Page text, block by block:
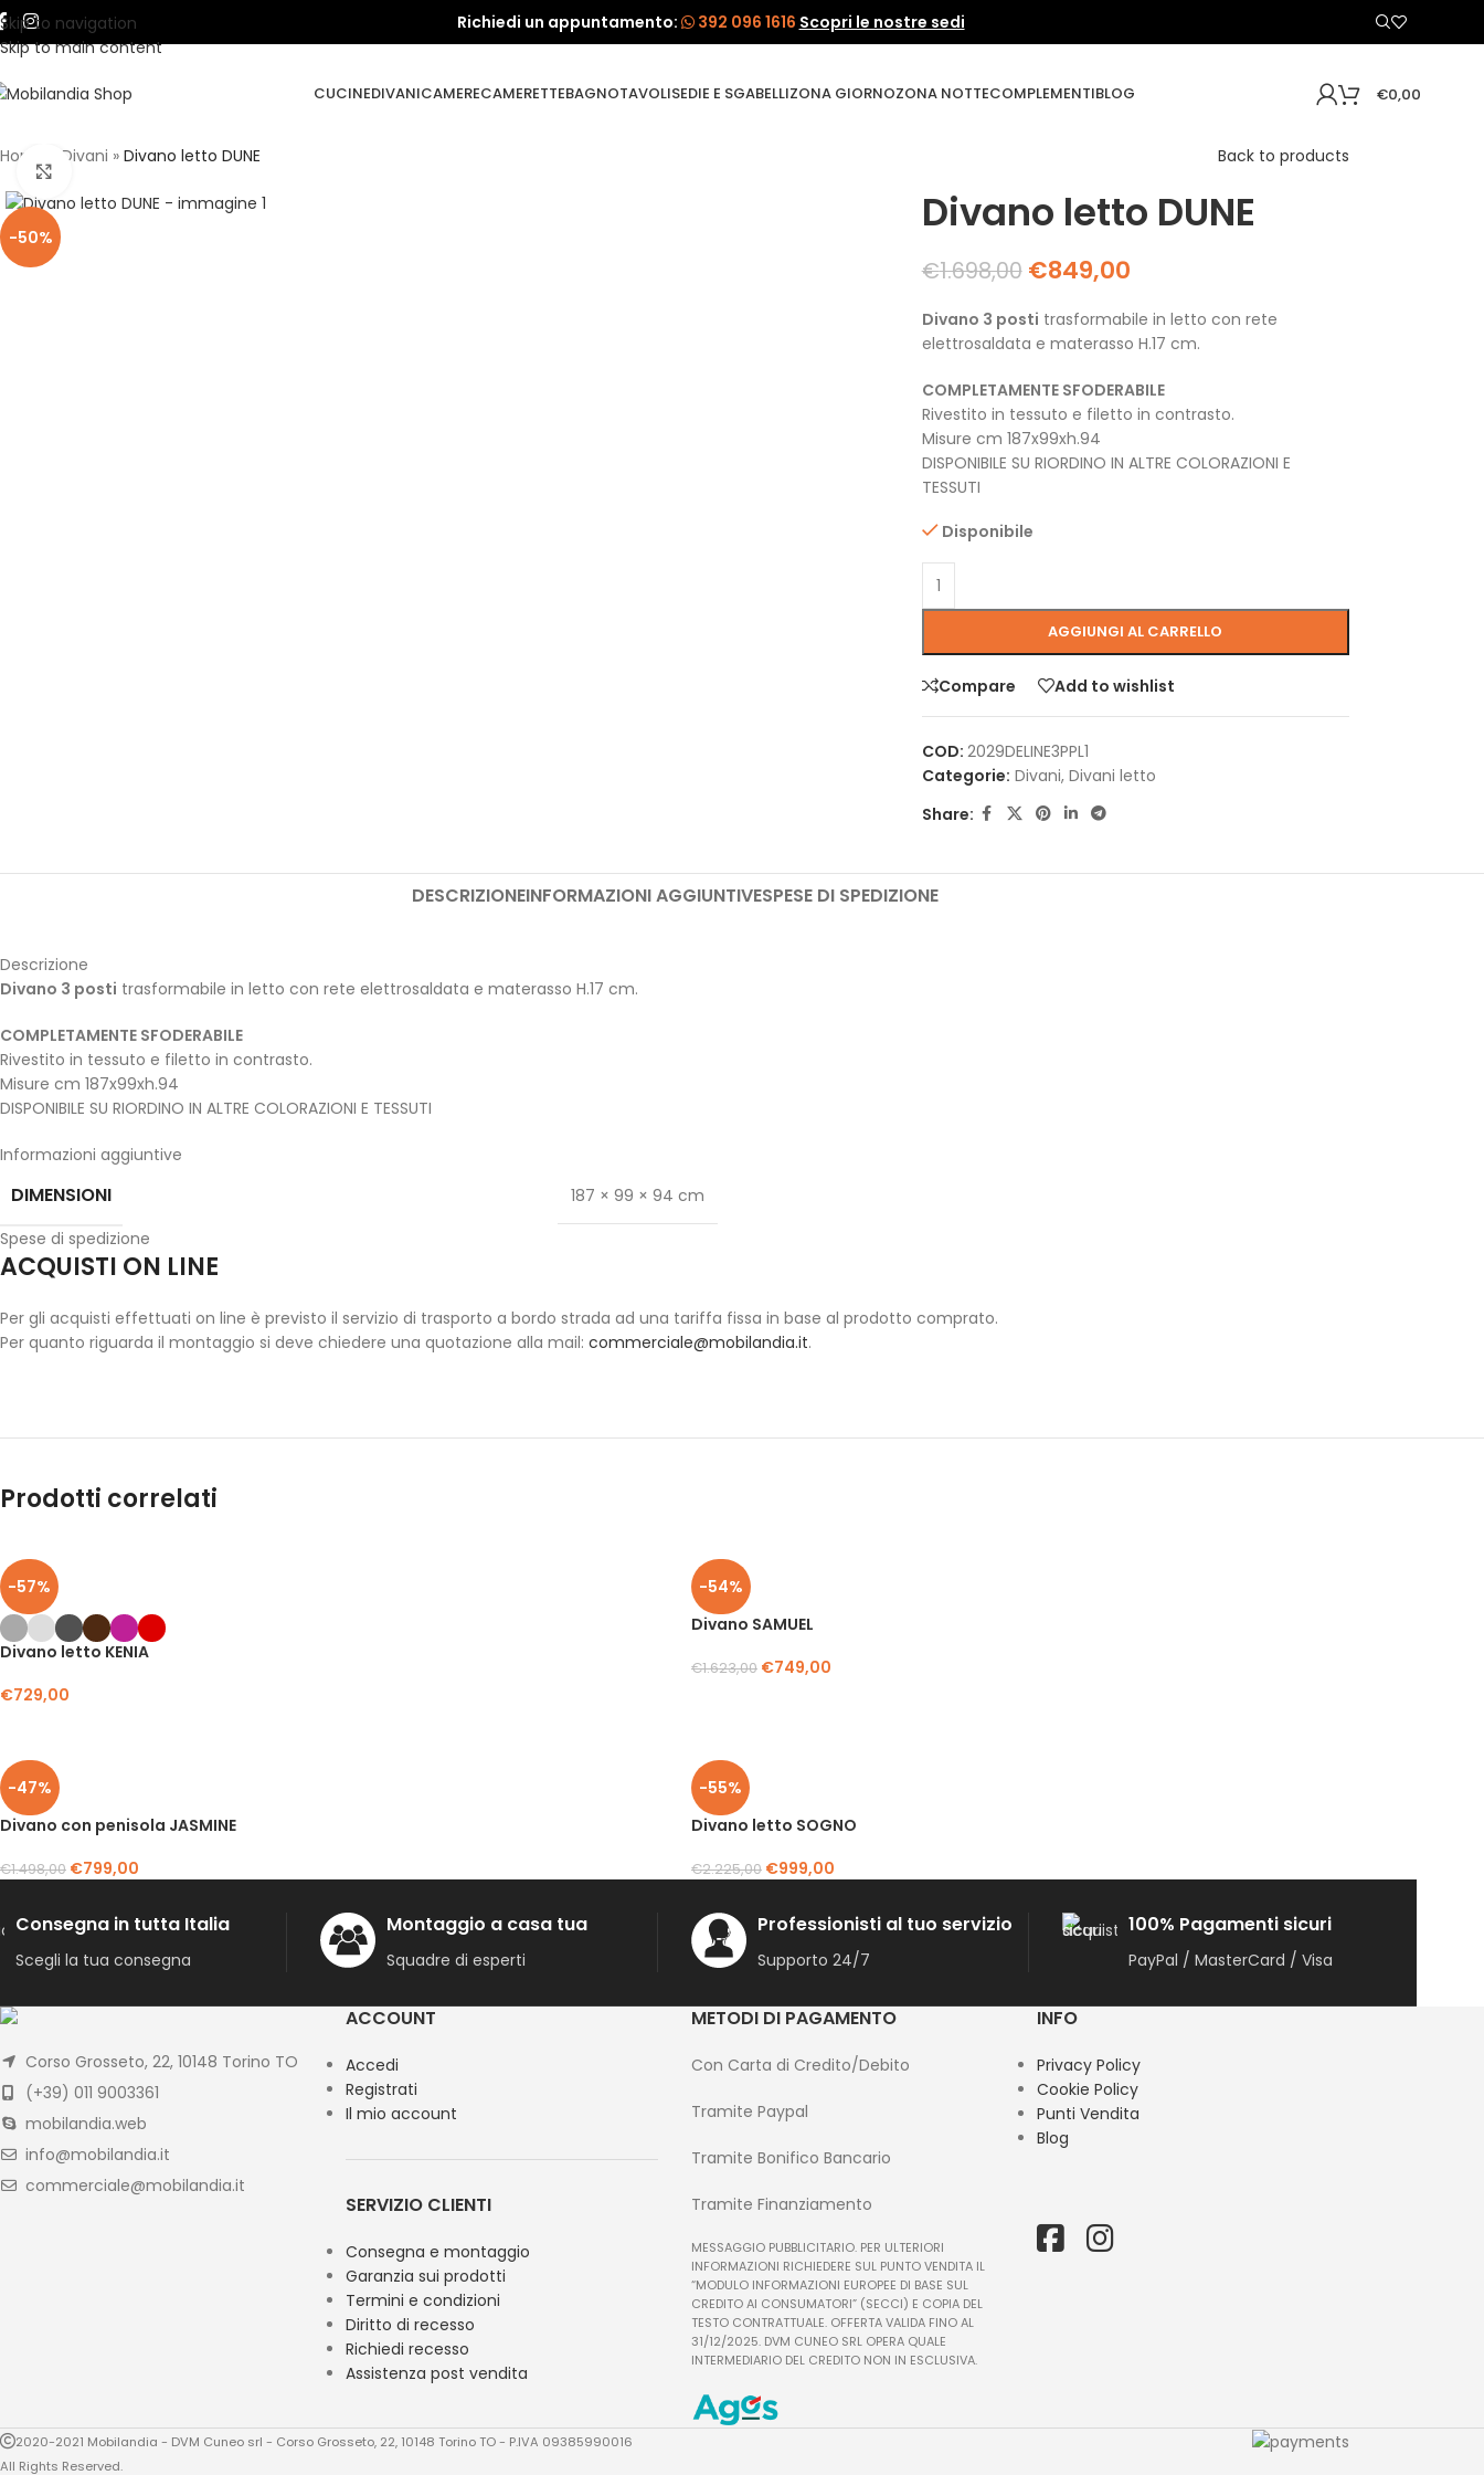
Skip to navigation
Skip to main content
Richiedi un appuntamento: 392 096 1616 Scopri le nostre sedi
CUCINEDIVANICAMERECAMERETTEBAGNOTAVOLISEDIE E SGABELLIZONA GIORNOZONA NOTTECOMPLEMENTIBLOG €0,00
Home Divani » Divano letto DUNE Back to products
-50% Divano letto DUNE
€1.698,00 €849,00
Divano 3 posti trasformabile in letto con rete
elettrosaldata e materasso H.17 cm.
COMPLETAMENTE SFODERABILE
Rivestito in tessuto e filetto in contrasto.
Misure cm 187x99xh.94
DISPONIBILE SU RIORDINO IN ALTRE COLORAZIONI E
TESSUTI
Disponibile
AGGIUNGI AL CARRELLO
Compare Add to wishlist
COD: 2029DELINE3PPL1
Categorie: Divani, Divani letto
Share:
DESCRIZIONEINFORMAZIONI AGGIUNTIVESPESE DI SPEDIZIONE
Descrizione
Divano 3 posti trasformabile in letto con rete elettrosaldata e materasso H.17 cm.
COMPLETAMENTE SFODERABILE
Rivestito in tessuto e filetto in contrasto.
Misure cm 187x99xh.94
DISPONIBILE SU RIORDINO IN ALTRE COLORAZIONI E TESSUTI
Informazioni aggiuntive
DIMENSIONI
187 × 99 × 94 cm
Spese di spedizione
ACQUISTI ON LINE
Per gli acquisti effettuati on line è previsto il servizio di trasporto a bordo strada ad una tariffa fissa in base al prodotto comprato.
Per quanto riguarda il montaggio si deve chiedere una quotazione alla mail: commerciale@mobilandia.it.
Prodotti correlati
-57%
Divano letto KENIA
€729,00
-54%
Divano SAMUEL
€1.623,00 €749,00
-47%
Divano con penisola JASMINE
€1.498,00 €799,00
-55%
Divano letto SOGNO
€2.225,00 €999,00
Consegna in tutta Italia
Scegli la tua consegna
Montaggio a casa tua
Squadre di esperti
Professionisti al tuo servizio
Supporto 24/7
100% Pagamenti sicuri
PayPal / MasterCard / Visa
Corso Grosseto, 22, 10148 Torino TO
(+39) 011 9003361
mobilandia.web
info@mobilandia.it
commerciale@mobilandia.it
ACCOUNT
Accedi
Registrati
Il mio account
SERVIZIO CLIENTI
Consegna e montaggio
Garanzia sui prodotti
Termini e condizioni
Diritto di recesso
Richiedi recesso
Assistenza post vendita
METODI DI PAGAMENTO
Con Carta di Credito/Debito
Tramite Paypal
Tramite Bonifico Bancario
Tramite Finanziamento
MESSAGGIO PUBBLICITARIO. PER ULTERIORI
INFORMAZIONI RICHIEDERE SUL PUNTO VENDITA IL
“MODULO INFORMAZIONI EUROPEE DI BASE SUL
CREDITO AI CONSUMATORI” (SECCI) E COPIA DEL
TESTO CONTRATTUALE. OFFERTA VALIDA FINO AL
31/12/2025. DVM CUNEO SRL OPERA QUALE
INTERMEDIARIO DEL CREDITO NON IN ESCLUSIVA.
INFO
Privacy Policy
Cookie Policy
Punti Vendita
Blog
2020-2021 Mobilandia - DVM Cuneo srl - Corso Grosseto, 22, 10148 Torino TO - P.IVA 09385990016
All Rights Reserved.